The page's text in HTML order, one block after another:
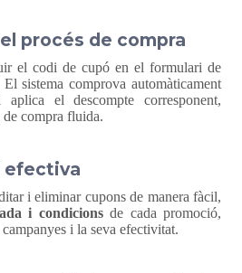
procés de compra
el codi de cupó en el formulari de
El sistema comprova automàticament
el descompte corresponent,
de compra fluida.
efectiva
i eliminar cupons de manera fàcil,
i condicionsde cada promoció,
i la seva efectivitat.